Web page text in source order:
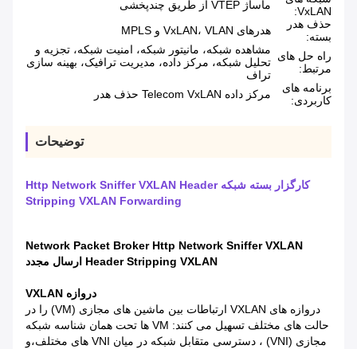
VxLAN:
ماساژ VTEP از طریق چندپخشی
حذف هدر
بسته:
هدرهای VxLAN، VLAN و MPLS
راه حل های
مرتبط:
مشاهده شبکه، مانیتور شبکه، امنیت شبکه، تجزیه و
تحلیل شبکه، مرکز داده، مدیریت ترافیک، بهینه سازی
تراف
برنامه های
کاربردی:
مرکز داده Telecom VxLAN حذف هدر
توضیحات
کارگزار بسته شبکه Http Network Sniffer VXLAN Header
Stripping VXLAN Forwarding
Network Packet Broker Http Network Sniffer VXLAN
Header Stripping VXLAN ارسال مجدد
دروازه VXLAN
دروازه های VXLAN ارتباطات بین ماشین های مجازی (VM) را در
حالت های مختلف تسهیل می کنند: VM ها تحت همان شناسه شبکه
مجازی (VNI) ، دسترسی متقابل شبکه در میان VNI های مختلف،و